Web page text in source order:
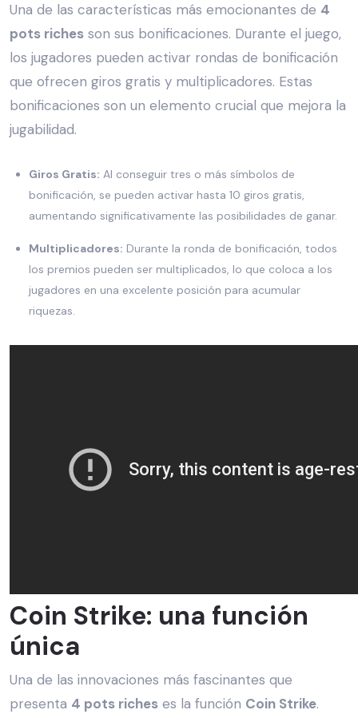
Una de las características más emocionantes de 4
pots riches son sus bonificaciones. Durante el juego,
los jugadores pueden activar rondas de bonificación
que ofrecen giros gratis y multiplicadores. Estas
bonificaciones son un elemento crucial que mejora la
jugabilidad.
Giros Gratis: Al conseguir tres o más símbolos de
bonificación, se pueden activar hasta 10 giros gratis,
aumentando significativamente las posibilidades de ganar.
Multiplicadores: Durante la ronda de bonificación, todos
los premios pueden ser multiplicados, lo que coloca a los
jugadores en una excelente posición para acumular
riquezas.
Coin Strike: una función
única
Una de las innovaciones más fascinantes que
presenta 4 pots riches es la función Coin Strike.